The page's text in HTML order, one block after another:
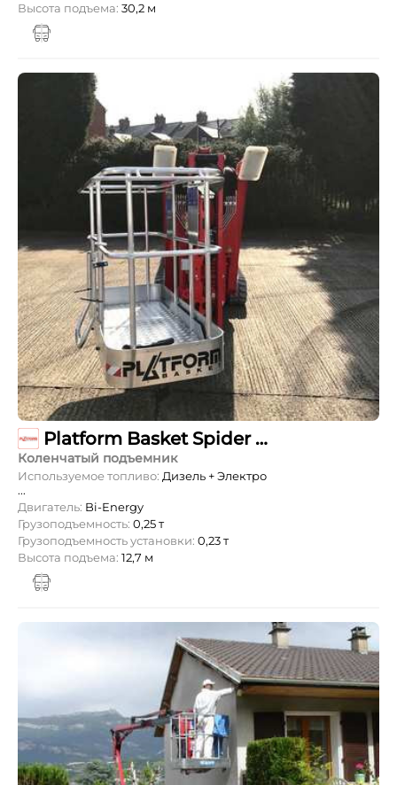
Высота подъема: 30,2 м
Platform Basket Spider 27.14
Коленчатый подъемник
Используемое топливо: Дизель + Электро
...
Двигатель: Bi-Energy
Грузоподъемность: 0,25 т
Грузоподъемность установки: 0,23 т
Высота подъема: 12,7 м